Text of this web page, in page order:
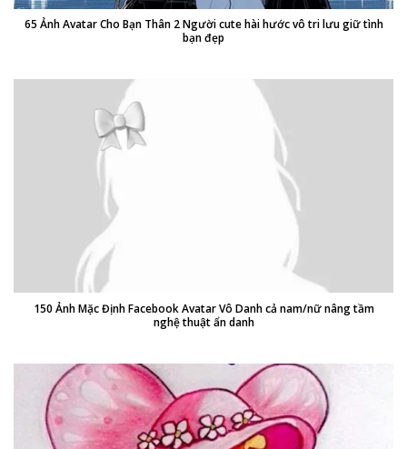
65 Ảnh Avatar Cho Bạn Thân 2 Người cute hài hước vô tri lưu giữ tình
bạn đẹp
150 Ảnh Mặc Định Facebook Avatar Vô Danh cả nam/nữ nâng tầm
nghệ thuật ẩn danh